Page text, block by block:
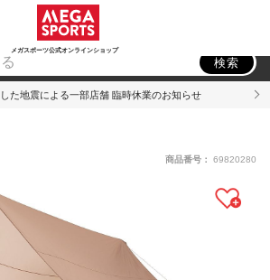
メガスポーツ公式オンラインショップ
ウトドア
検索
た地震による一部店舗 臨時休業のお知らせ
商品番号： 69820280